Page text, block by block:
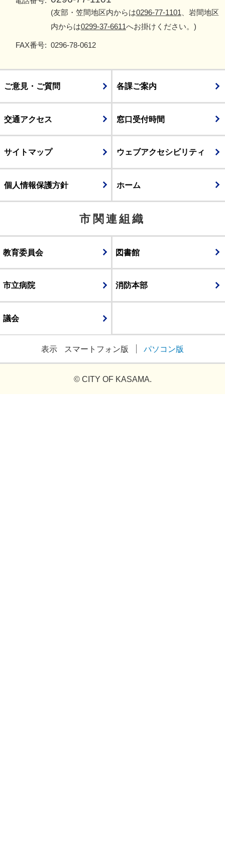
(友部・笠間地区内からは0296-77-1101、岩間地区
内からは0299-37-6611へお掛けください。)
FAX番号: 0296-78-0612
ご意見・ご質問 各課ご案内
交通アクセス 窓口受付時間
サイトマップ ウェブアクセシビリティ
個人情報保護方針 ホーム
市関連組織
教育委員会 図書館
市立病院 消防本部
議会
表示 スマートフォン版 パソコン版
© CITY OF KASAMA.